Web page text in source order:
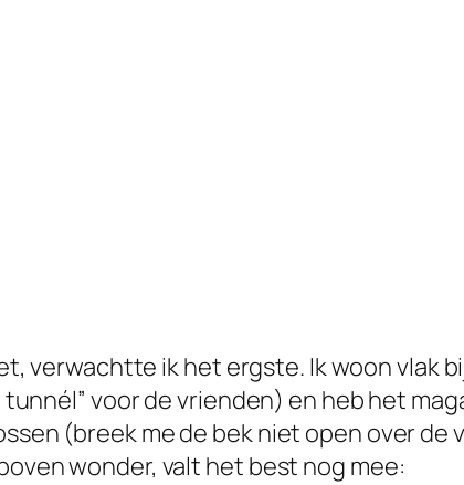
verwachtte ik het ergste. Ik woon vlak
voor de vrienden) en heb het
(breek me de bek niet open over
wonder, valt het best nog mee: